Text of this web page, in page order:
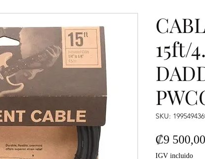
15ft/
SKU:
₡9 500,00
IGV incluido